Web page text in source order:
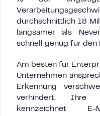
durchschnittlich 18
langsamer als
schnell genug für den
Am besten für
Unternehmen
Erkennung
verhindert. Ihre
kennzeichnet